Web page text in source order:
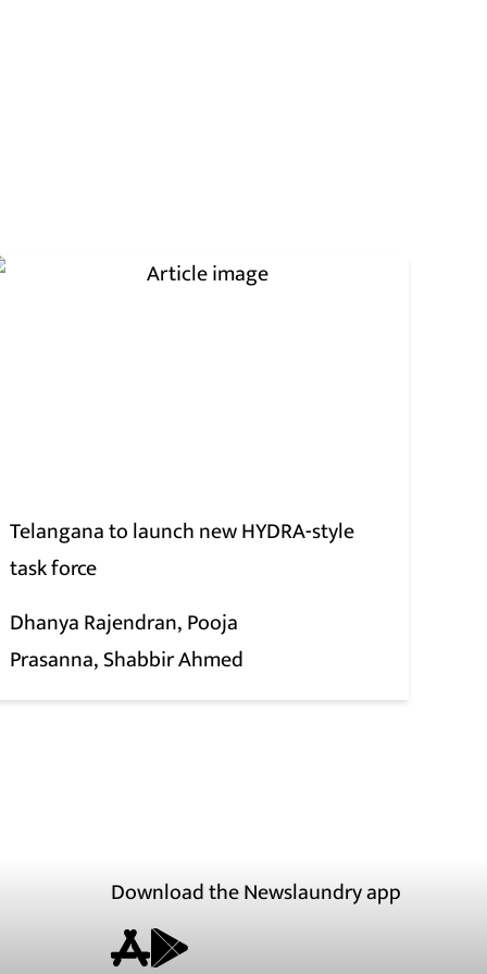
Telangana to launch new HYDRA-style
task force
Dhanya Rajendran Pooja
Prasanna Shabbir Ahmed
Download the Newslaundry app